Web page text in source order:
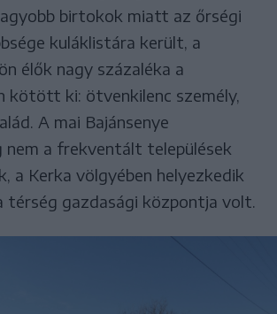
birtokok miatt az őrségi
kuláklistára került, a
élők nagy százaléka a
kötött ki: ötvenkilenc személy,
A mai Bajánsenye
a frekventált települések
a Kerka völgyében helyezkedik
térség gazdasági központja volt.